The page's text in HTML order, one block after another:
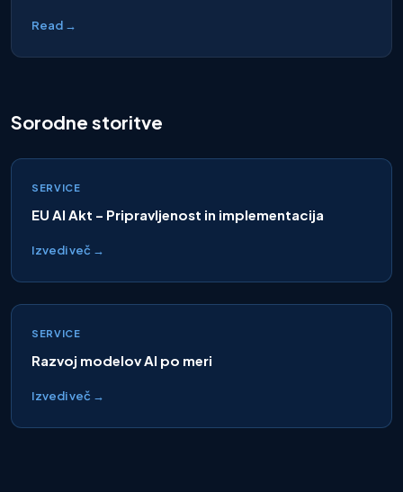
Read →
Sorodne storitve
SERVICE
EU AI Akt – Pripravljenost in implementacija
Izvedi več →
SERVICE
Razvoj modelov AI po meri
Izvedi več →